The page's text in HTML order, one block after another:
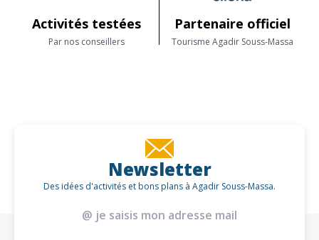
Activités testées
Par nos conseillers
Partenaire officiel
Tourisme Agadir Souss-Massa
Newsletter
Des idées d'activités et bons plans à Agadir Souss-Massa.